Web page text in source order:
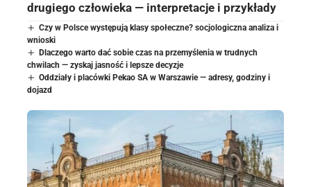
drugiego człowieka — interpretacje i przykłady
Czy w Polsce występują klasy społeczne? socjologiczna analiza i
wnioski
Dlaczego warto dać sobie czas na przemyślenia w trudnych
chwilach — zyskaj jasność i lepsze decyzje
Oddziały i placówki Pekao SA w Warszawie — adresy, godziny i
dojazd